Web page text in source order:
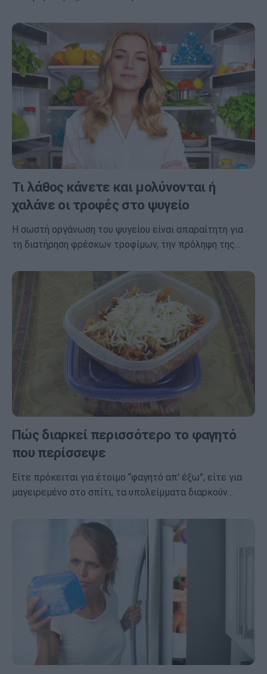
Τι λάθος κάνετε και μολύνονται ή
χαλάνε οι τροφές στο ψυγείο
Η σωστή οργάνωση του ψυγείου είναι απαραίτητη για
τη διατήρηση φρέσκων τροφίμων, την πρόληψη της…
Πώς διαρκεί περισσότερο το φαγητό
που περίσσεψε
Είτε πρόκειται για έτοιμο “φαγητό απ' έξω”, είτε για
μαγειρεμένο στο σπίτι, τα υπολείμματα διαρκούν…